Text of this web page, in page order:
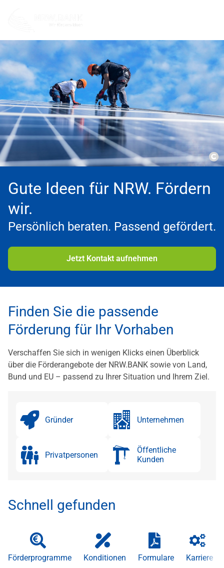
Gute Ideen für NRW. Fördern
wir.
Persönlich beraten. Passend gefördert.
Jetzt Kontakt aufnehmen
Finden Sie die passende
Förderung für Ihr Vorhaben
Verschaffen Sie sich in wenigen Klicks einen Überblick
über die Förderangebote der NRW.BANK sowie von Land,
Bund und EU – passend zu Ihrer Situation und Ihrem Ziel.
Gründer Unternehmen
Privatpersonen
Öffentliche
Kunden
Schnell gefunden
Förderprogramme Konditionen Formulare Karriere